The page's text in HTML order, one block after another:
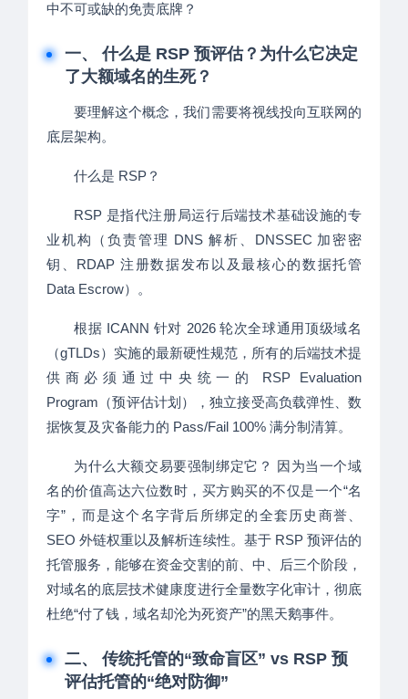
中不可或缺的免责底牌？
一、 什么是 RSP 预评估？为什么它决定
了大额域名的生死？
要理解这个概念，我们需要将视线投向互联网的
底层架构。
什么是 RSP？
RSP 是指代注册局运行后端技术基础设施的专
业机构（负责管理 DNS 解析、DNSSEC 加密密
钥、RDAP 注册数据发布以及最核心的数据托管
Data Escrow）。
根据 ICANN 针对 2026 轮次全球通用顶级域名
（gTLDs）实施的最新硬性规范，所有的后端技术提
供商必须通过中央统一的 RSP Evaluation
Program（预评估计划），独立接受高负载弹性、数
据恢复及灾备能力的 Pass/Fail 100% 满分制清算。
为什么大额交易要强制绑定它？ 因为当一个域
名的价值高达六位数时，买方购买的不仅是一个“名
字”，而是这个名字背后所绑定的全套历史商誉、
SEO 外链权重以及解析连续性。基于 RSP 预评估的
托管服务，能够在资金交割的前、中、后三个阶段，
对域名的底层技术健康度进行全量数字化审计，彻底
杜绝“付了钱，域名却沦为死资产”的黑天鹅事件。
二、 传统托管的“致命盲区” vs RSP 预
评估托管的“绝对防御”